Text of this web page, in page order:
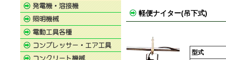
軽便ナイター(吊下式)
型式